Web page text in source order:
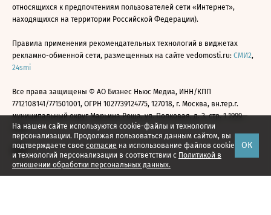
На нашем сайте используются cookie-файлы и технологии
персонализации. Продолжая пользоваться данным сайтом, вы
подтверждаете свое согласие на использование файлов cookie
и технологий персонализации в соответствии с Политикой в
отношении обработки персональных данных.
ОК
относящихся к предпочтениям пользователей сети «Интернет»,
находящихся на территории Российской Федерации).
Правила применения рекомендательных технологий в виджетах
рекламно-обменной сети, размещенных на сайте vedomosti.ru: СМИ2,
24smi
Все права защищены © АО Бизнес Ньюс Медиа, ИНН/КПП
7712108141/771501001, ОГРН 1027739124775, 127018, г. Москва, вн.тер.г.
муниципальный округ Марьина Роща, ул. Полковая, д. 3, стр. 1 1999—
2026